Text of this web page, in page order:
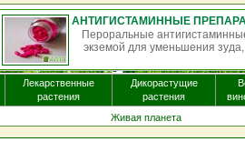
АНТИГИСТАМИННЫЕ ПРЕПАРАТЫ ПОЧТИ НЕ ПОМОГАЮТ ПРИ ЭКЗЕМЕ И МОГУТ ВЫЗЫВАТЬ ПОБОЧНЫЕ ЭФФЕКТЫ
с
Бол...
Однократная
некоторых видах
Лекарственные
растения
Дикорастущие
растения
Живая планета